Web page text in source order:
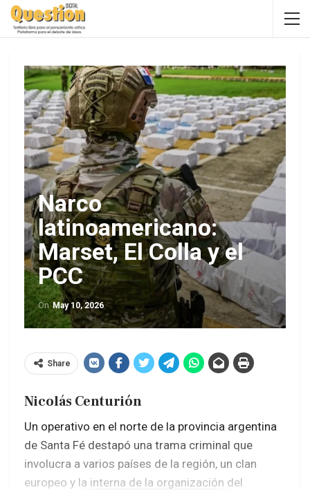
Narco
latinoamericano:
Marset, El Colla y el
PCC
On May 10, 2026
Share
Nicolás Centurión
Un operativo en el norte de la provincia argentina
de Santa Fé destapó una trama criminal que
involucra a varios países de la región, un clan
europeo y la interna de la organización del